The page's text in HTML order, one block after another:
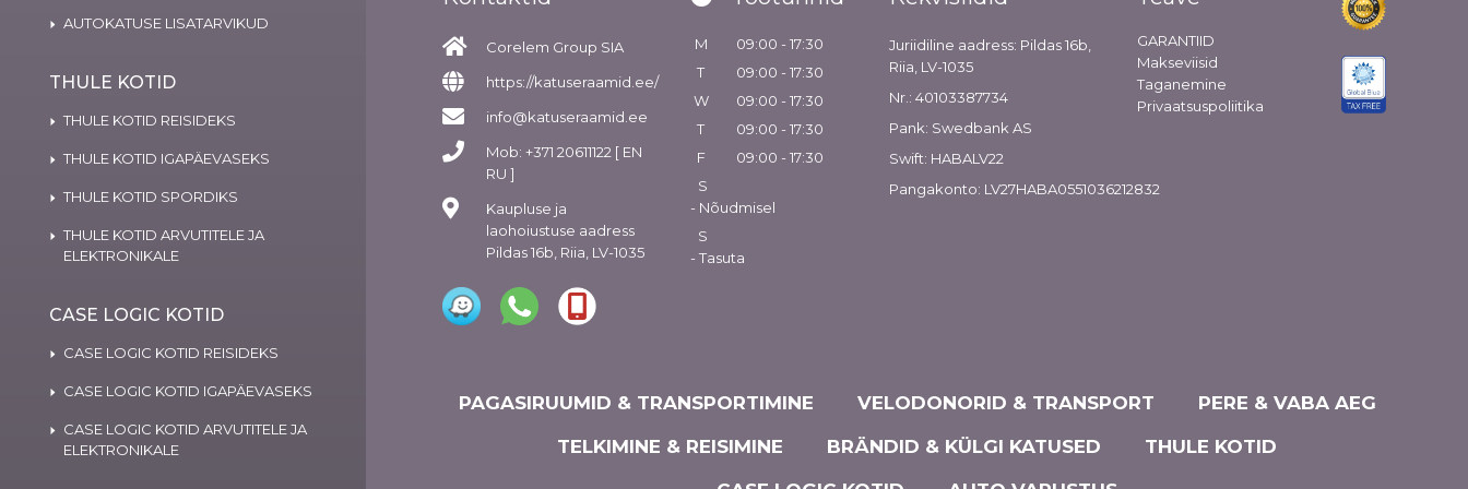
AUTOKATUSE LISATARVIKUD
THULE KOTID
THULE KOTID REISIDEKS
THULE KOTID IGAPÄEVASEKS
THULE KOTID SPORDIKS
THULE KOTID ARVUTITELE JA
ELEKTRONIKALE
CASE LOGIC KOTID
CASE LOGIC KOTID REISIDEKS
CASE LOGIC KOTID IGAPÄEVASEKS
CASE LOGIC KOTID ARVUTITELE JA
ELEKTRONIKALE
Corelem Group SIA
https://katuseraamid.ee/
info@katuseraamid.ee
Mob: +371 20611122 [ EN
RU ]
Kaupluse ja
laohoiustuse aadress
Pildas 16b, Riia, LV-1035
M
09:00 - 17:30
T
09:00 - 17:30
W
09:00 - 17:30
T
09:00 - 17:30
F
09:00 - 17:30
S
- Nõudmisel
S
- Tasuta
Juriidiline aadress: Pildas 16b,
Riia, LV-1035
Nr.: 40103387734
Pank: Swedbank AS
Swift: HABALV22
Pangakonto: LV27HABA0551036212832
GARANTIID
Makseviisid
Taganemine
Privaatsuspoliitika
PAGASIRUUMID & TRANSPORTIMINE VELODONORID & TRANSPORT
PERE & VABA AEG
TELKIMINE & REISIMINE
BRÄNDID & KÜLGI KATUSED
THULE KOTID